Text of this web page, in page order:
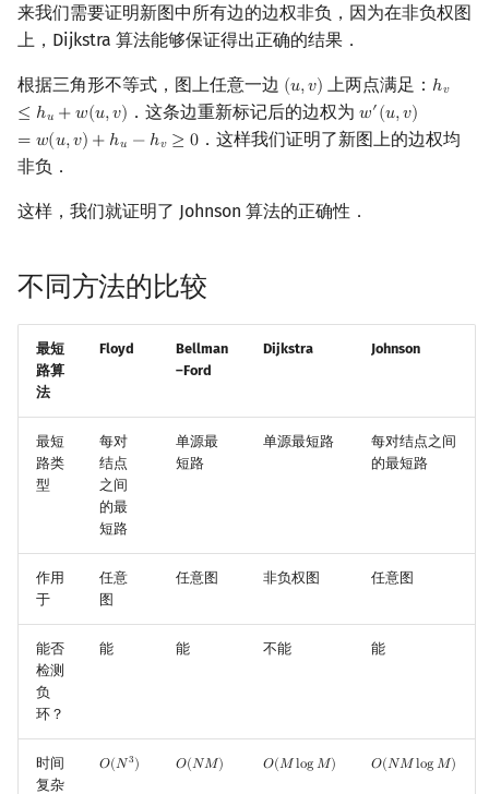
来我们需要证明新图中所有边的边权非负，因为在非负权图
上，Dijkstra 算法能够保证得出正确的结果．
根据三角形不等式，图上任意一边 (𝑢,𝑣)
(u,v) 上两点满足： ℎ𝑣
≤ ℎ𝑢 +𝑤(𝑢,𝑣)
hv
．这条边重新标记后的边权为𝑤′(𝑢,𝑣)
= 𝑤(𝑢,𝑣) + ℎ𝑢 − ℎ𝑣 ≥ 0
w′ (u,v)=
．这样我们证明了新图上的边权均
非负．
这样，我们就证明了 Johnson 算法的正确性．
不同方法的比较
最短
路算
法
Floyd
Bellman
–Ford
Dijkstra Johnson
最短
路类
型
每对
结点
之间
的最
短路
单源最
短路
单源最短路
每对结点之间
的最短路
作用
于
任意
图
任意图 非负权图 任意图
能否
检测
负
环？
能 能 不能 能
时间
复杂
𝑂(𝑁3)
O(N3) 𝑂(𝑁𝑀)
O(NM) 𝑂(𝑀log𝑀)
O(MlogM) 𝑂(𝑁𝑀log𝑀)
O(NMlogM )